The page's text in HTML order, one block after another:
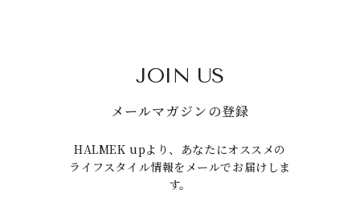
JOIN US
メールマガジンの登録
HALMEK upより、あなたにオススメの
ライフスタイル情報をメールでお届けしま
す。